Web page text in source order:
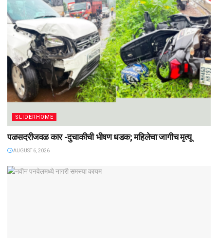
SLIDERHOME
पळसदरीजवळ कार -दुचाकीची भीषण धडक; महिलेचा जागीच मृत्यू
AUGUST 6, 2026